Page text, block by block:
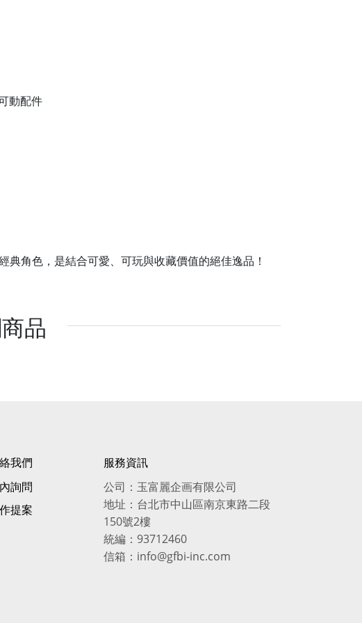
動配件
角色，是結合可愛、可玩與收藏價值的絕佳逸品！
品
我們
詢問
提案
服務資訊
公司：玉富麗企画有限公司
地址：台北市中山區南京東路二段
150號2樓
統編：93712460
信箱：info@gfbi-inc.com